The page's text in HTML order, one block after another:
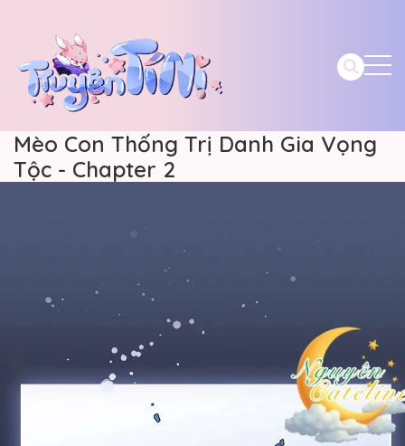
Mèo Con Thống Trị Danh Gia Vọng
Tộc - Chapter 2